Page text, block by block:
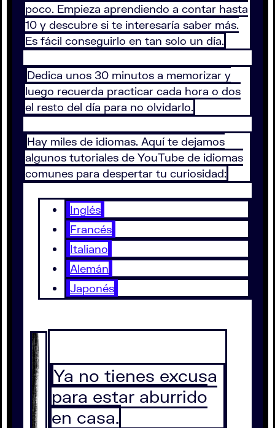
poco. Empieza aprendiendo a contar hasta
10 y descubre si te interesaría saber más.
Es fácil conseguirlo en tan solo un día.
Dedica unos 30 minutos a memorizar y
luego recuerda practicar cada hora o dos
el resto del día para no olvidarlo.
Hay miles de idiomas. Aquí te dejamos
algunos tutoriales de YouTube de idiomas
comunes para despertar tu curiosidad:
Inglés
Francés
Italiano
Alemán
Japonés
Ya no tienes excusa
para estar aburrido
en casa.